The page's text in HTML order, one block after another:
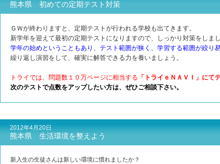
熊本県 初めての定期テスト対策
ＧＷが終わりますと、定期テストが行われる学校も出てきます。
新学年を迎えて最初の定期テストになりますので、しっかり対策をしま
学年の始めということもあり、テスト範囲が狭く、学習する範囲が絞り
繰り返し演習をして、確実に解答できる力を養いましょう。
トライでは、問題数１０万ページに相当する 「トライｅＮＡＶＩ」にて
次のテストで点数をアップしたい方は、ぜひご相談下さい。
2012年4月20日
熊本県 生活環境を整えよう
新入生の生徒さんは新しい環境に慣れましたか？